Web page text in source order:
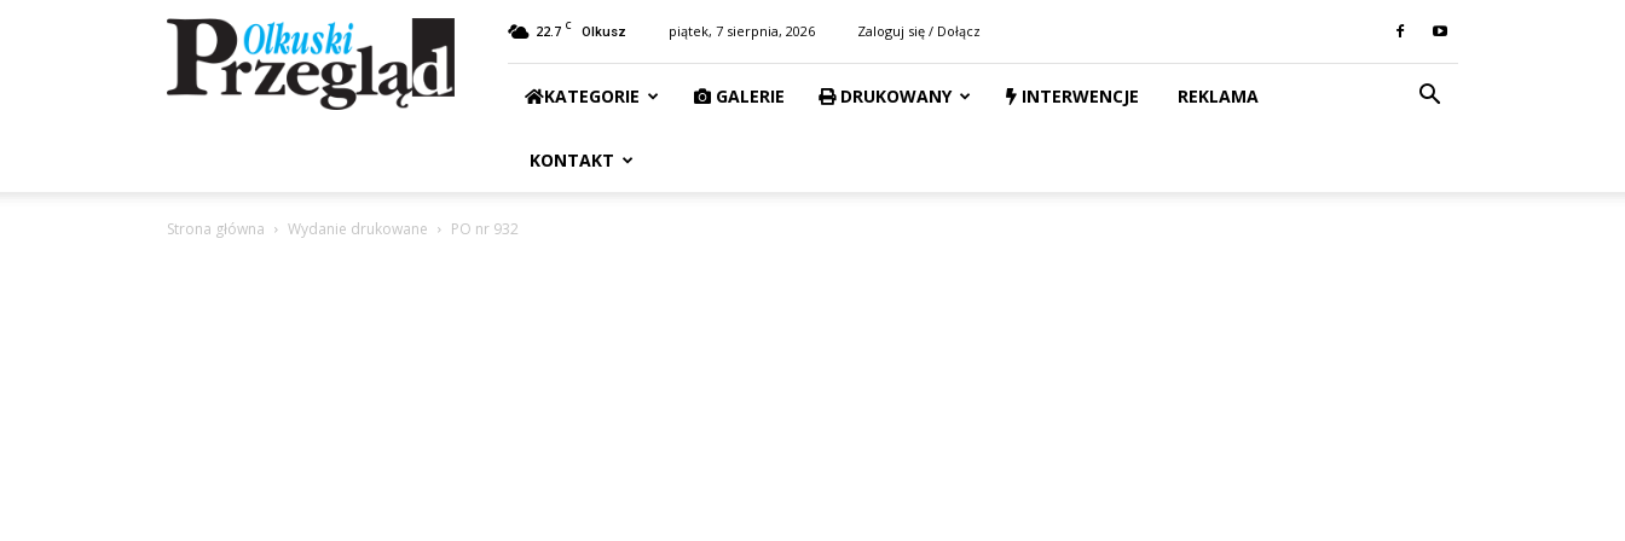
Przegląd
Olkuski
22.7 C Olkusz piątek, 7 sierpnia, 2026 Zaloguj się / Dołącz
KATEGORIE GALERIE DRUKOWANY INTERWENCJE REKLAMA
KONTAKT
Strona główna Wydanie drukowane PO nr 932